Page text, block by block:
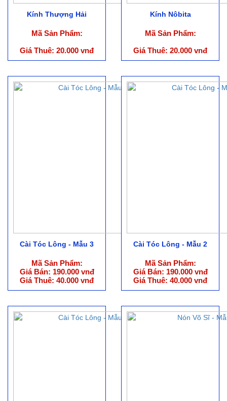
Kính Thượng Hải
Mã Sản Phẩm:
Giá Thuê: 20.000 vnđ
Kính Nôbita
Mã Sản Phẩm:
Giá Thuê: 20.000 vnđ
Cài Tóc Lông - Mẫu 3
Mã Sản Phẩm:
Giá Bán: 190.000 vnđ
Giá Thuê: 40.000 vnđ
Cài Tóc Lông - Mẫu 2
Mã Sản Phẩm:
Giá Bán: 190.000 vnđ
Giá Thuê: 40.000 vnđ